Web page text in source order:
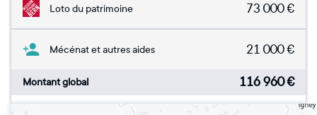
Loto du patrimoine 73 000€
Mécénat et autres aides 21 000€
Montant global 116 960€